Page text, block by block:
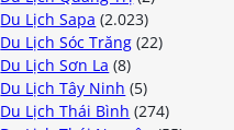
Du Lịch Sapa (2.023)
Du Lịch Sóc Trăng (22)
Du Lịch Sơn La (8)
Du Lịch Tây Ninh (5)
Du Lịch Thái Bình (274)